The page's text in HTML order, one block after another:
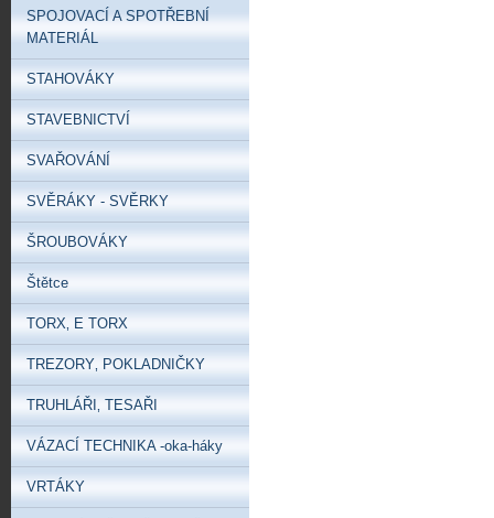
SPOJOVACÍ A SPOTŘEBNÍ
MATERIÁL
STAHOVÁKY
STAVEBNICTVÍ
SVAŘOVÁNÍ
SVĚRÁKY - SVĚRKY
ŠROUBOVÁKY
Štětce
TORX‚ E TORX
TREZORY‚ POKLADNIČKY
TRUHLÁŘI‚ TESAŘI
VÁZACÍ TECHNIKA -oka-háky
VRTÁKY